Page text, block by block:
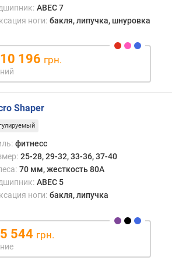
ABEC 7
ноги: бакля, липучка, шнуровка
196 грн.
Shaper
фитнесс
25-28, 29-32, 33-36, 37-40
70 мм, жесткость 80A
ABEC 5
ноги: бакля, липучка
544 грн.